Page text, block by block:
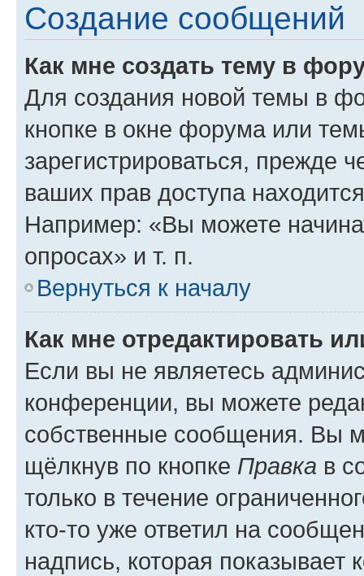
Создание сообщений
Как мне создать тему в
Для создания новой темы в
кнопке в окне форума или
зарегистрироваться, прежде
ваших прав доступа
Например: «Вы можете
опросах» и т. п.
Вернуться к началу
Как мне отредактировать
Если вы не являетесь
конференции, вы можете
собственные сообщения. Вы
щёлкнув по кнопке Правка в
только в течение
кто-то уже ответил на
надпись, которая показывает